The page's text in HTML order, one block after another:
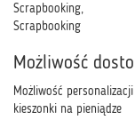
Scrapbooking,
Scrapbooking
Możliwość
Możliwość
kieszonki na pieniądze